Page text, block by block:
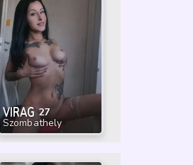
VIRAG27
Szombathely